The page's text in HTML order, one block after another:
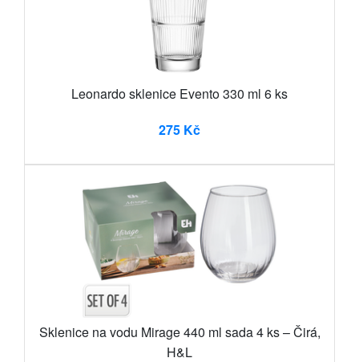
Leonardo sklenice Evento 330 ml 6 ks
275 Kč
Sklenice na vodu Mirage 440 ml sada 4 ks – Čirá,
H&L